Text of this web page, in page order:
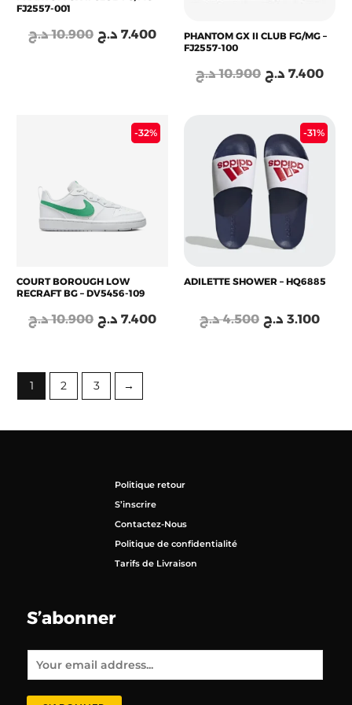
FJ2557-001
10.900 د.ج 7.400 د.ج
PHANTOM GX II CLUB FG/MG –
FJ2557-100
10.900 د.ج 7.400 د.ج
-32%
COURT BOROUGH LOW
RECRAFT BG – DV5456-109
10.900 د.ج 7.400 د.ج
Le
prix
7.400 د.ج.
-31%
ADILETTE SHOWER – HQ6885
4.500 د.ج
prix
initial
était :
3.100 د.ج
Le
prix
1 2 3 →
Politique retour
S’inscrire
Contactez-Nous
Politique de confidentialité
Tarifs de Livraison
S’abonner
i
*